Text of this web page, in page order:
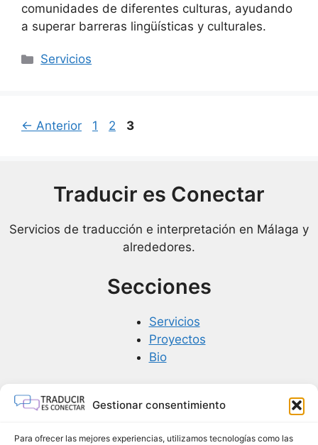
Gestionar consentimiento
Para ofrecer las mejores experiencias, utilizamos tecnologías como las
comunidades de diferentes culturas, ayudando
a superar barreras lingüísticas y culturales.
Categorías
Servicios
← Anterior Página
1 Página
2 Página
3
Traducir es Conectar
Servicios de traducción e interpretación en Málaga y
alrededores.
Secciones
Servicios
Proyectos
Bio
Contacto